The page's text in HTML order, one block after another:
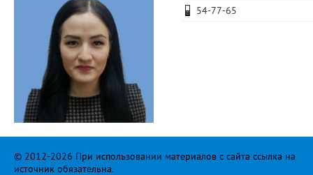
54-77-65
© 2012-2026 При использовании материалов с сайта ссылка на
источник обязательна.